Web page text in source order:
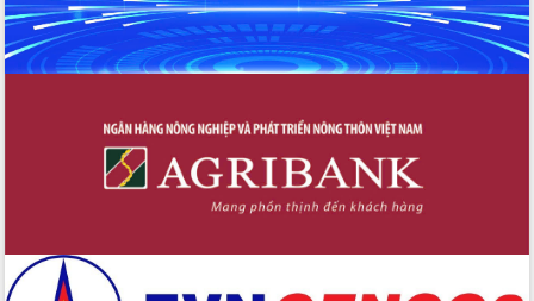
Phó Bí thư Tỉnh ủy Đắk Lắk Đỗ Hữu
Huy giữ chức Bí thư Đảng ủy Ủy Ban
Nhân dân tỉnh
số y tế tại Đắk Lắk
Chuyển đổi số thư viện: Mở rộng
không gian tri thức trong thời đại số
Đánh giá, rút kinh nghiệm công tác tổ
Chương trình “Gặp gỡ hữu nghị –
Friendship Meeting New Year 2026”